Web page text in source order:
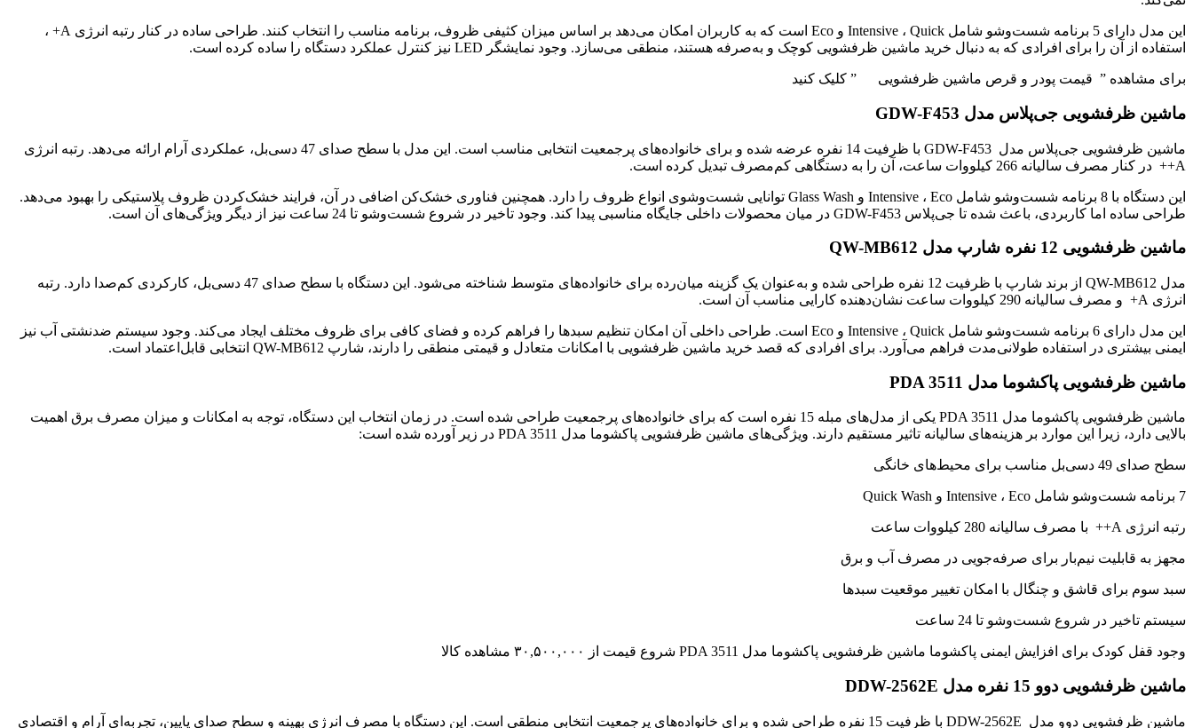
این مدل دارای 5 برنامه شست‌وشو شامل Intensive ، Quick و Eco است که به کاربران امکان می‌دهد بر اساس میزان کثیفی ظروف، برنامه مناسب را انتخاب کنند. طراحی ساده در کنار رتبه انرژی A+ ،
استفاده از آن را برای افرادی که به دنبال خرید ماشین ظرفشویی کوچک و به‌صرفه هستند، منطقی می‌سازد. وجود نمایشگر LED نیز کنترل عملکرد دستگاه را ساده کرده است.
برای مشاهده ” قیمت پودر و قرص ماشین ظرفشویی ” کلیک کنید
ماشین ظرفشویی جی‌پلاس مدل GDW-F453
ماشین ظرفشویی جی‌پلاس مدل GDW-F453 با ظرفیت 14 نفره عرضه شده و برای خانواده‌های پرجمعیت انتخابی مناسب است. این مدل با سطح صدای 47 دسی‌بل، عملکردی آرام ارائه می‌دهد. رتبه انرژی
A++ در کنار مصرف سالیانه 266 کیلووات ساعت، آن را به دستگاهی کم‌مصرف تبدیل کرده است.
این دستگاه با 8 برنامه شست‌وشو شامل Intensive ، Eco و Glass Wash توانایی شست‌وشوی انواع ظروف را دارد. همچنین فناوری خشک‌کن اضافی در آن، فرایند خشک‌کردن ظروف پلاستیکی را بهبود می‌دهد.
طراحی ساده اما کاربردی، باعث شده تا جی‌پلاس GDW-F453 در میان محصولات داخلی جایگاه مناسبی پیدا کند. وجود تاخیر در شروع شست‌وشو تا 24 ساعت نیز از دیگر ویژگی‌های آن است.
ماشین ظرفشویی 12 نفره شارپ مدل QW-MB612
مدل QW-MB612 از برند شارپ با ظرفیت 12 نفره طراحی شده و به‌عنوان یک گزینه میان‌رده برای خانواده‌های متوسط شناخته می‌شود. این دستگاه با سطح صدای 47 دسی‌بل، کارکردی کم‌صدا دارد. رتبه
انرژی A+ و مصرف سالیانه 290 کیلووات ساعت نشان‌دهنده کارایی مناسب آن است.
این مدل دارای 6 برنامه شست‌وشو شامل Intensive ، Quick و Eco است. طراحی داخلی آن امکان تنظیم سبدها را فراهم کرده و فضای کافی برای ظروف مختلف ایجاد می‌کند. وجود سیستم ضدنشتی آب نیز
ایمنی بیشتری در استفاده طولانی‌مدت فراهم می‌آورد. برای افرادی که قصد خرید ماشین ظرفشویی با امکانات متعادل و قیمتی منطقی را دارند، شارپ QW-MB612 انتخابی قابل‌اعتماد است.
ماشین ظرفشویی پاکشوما مدل PDA 3511
ماشین ظرفشویی پاکشوما مدل PDA 3511 یکی از مدل‌های مبله 15 نفره است که برای خانواده‌های پرجمعیت طراحی شده است. در زمان انتخاب این دستگاه، توجه به امکانات و میزان مصرف برق اهمیت
بالایی دارد، زیرا این موارد بر هزینه‌های سالیانه تاثیر مستقیم دارند. ویژگی‌های ماشین ظرفشویی پاکشوما مدل PDA 3511 در زیر آورده شده است:
سطح صدای 49 دسی‌بل مناسب برای محیط‌های خانگی
7 برنامه شست‌وشو شامل Intensive ، Eco و Quick Wash
رتبه انرژی A++ با مصرف سالیانه 280 کیلووات ساعت
مجهز به قابلیت نیم‌بار برای صرفه‌جویی در مصرف آب و برق
سبد سوم برای قاشق و چنگال با امکان تغییر موقعیت سبدها
سیستم تاخیر در شروع شست‌وشو تا 24 ساعت
وجود قفل کودک برای افزایش ایمنی پاکشوما ماشین ظرفشویی پاکشوما مدل PDA 3511 شروع قیمت از ۳۰,۵۰۰,۰۰۰ مشاهده کالا
ماشین ظرفشویی دوو 15 نفره مدل DDW-2562E
ماشین ظرفشویی دوو مدل DDW-2562E با ظرفیت 15 نفره طراحی شده و برای خانواده‌های پرجمعیت انتخابی منطقی است. این دستگاه با مصرف انرژی بهینه و سطح صدای پایین، تجربه‌ای آرام و اقتصادی